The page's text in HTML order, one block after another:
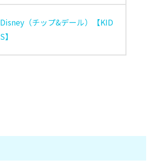
Disney（チップ&デール）【KID
S】